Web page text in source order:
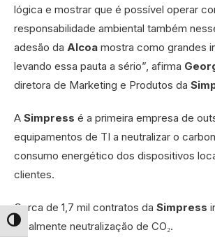
Alternar alto contraste
lógica e mostrar que é possível operar
responsabilidade ambiental também
adesão da Alcoa mostra como grandes
levando essa pauta a sério”, afirma
diretora de Marketing e Produtos da
A Simpress é a primeira empresa de
equipamentos de TI a neutralizar o
consumo energético dos dispositivos
clientes.
Cerca de 1,7 mil contratos da Simpress
atualmente neutralização de CO₂.